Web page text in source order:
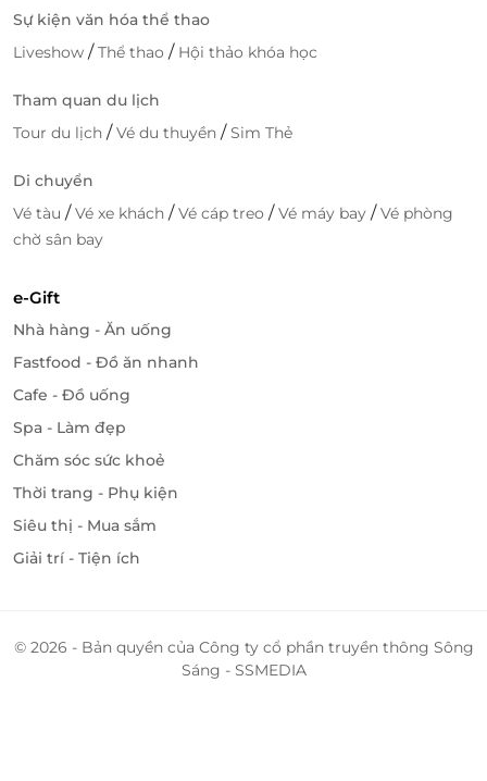
Sự kiện văn hóa thể thao
Liveshow /Thể thao / Hội thảo khóa học
Tham quan du lịch
Tour du lịch /Vé du thuyền /Sim Thẻ
Di chuyển
Vé tàu /Vé xe khách /Vé cáp treo /Vé máy bay /Vé phòng
chờ sân bay
e-Gift
Nhà hàng - Ăn uống
Fastfood - Đồ ăn nhanh
Cafe - Đồ uống
Spa - Làm đẹp
Chăm sóc sức khoẻ
Thời trang - Phụ kiện
Siêu thị - Mua sắm
Giải trí - Tiện ích
© 2026 - Bản quyền của Công ty cổ phần truyền thông Sông
Sáng - SSMEDIA